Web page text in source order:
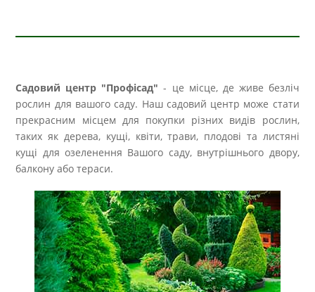
Садовий центр "Профісад" - це місце, де живе безліч
рослин для вашого саду. Наш садовий центр може стати
прекрасним місцем для покупки різних видів рослин,
таких як дерева, кущі, квіти, трави, плодові та листяні
кущі для озеленення Вашого саду, внутрішнього двору,
балкону або тераси.